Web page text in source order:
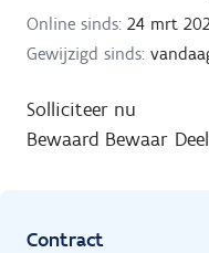
Online sinds: 24 mrt
Gewijzigd sinds:
Solliciteer nu
Bewaard Bewaar
Contract